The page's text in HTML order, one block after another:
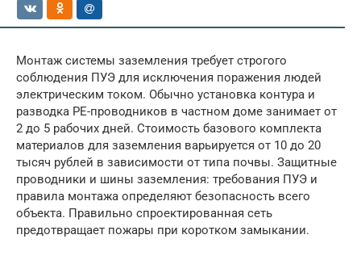
Монтаж системы заземления требует строгого
соблюдения ПУЭ для исключения поражения людей
электрическим током. Обычно установка контура и
разводка PE-проводников в частном доме занимает от
2 до 5 рабочих дней. Стоимость базового комплекта
материалов для заземления варьируется от 10 до 20
тысяч рублей в зависимости от типа почвы. Защитные
проводники и шины заземления: требования ПУЭ и
правила монтажа определяют безопасность всего
объекта. Правильно спроектированная сеть
предотвращает пожары при коротком замыкании.